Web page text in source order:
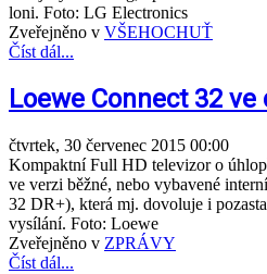
loni. Foto: LG Electronics
Zveřejněno v VŠEHOCHUŤ
Číst dál...
Loewe Connect 32
čtvrtek, 30 červenec 2015 00:00
Kompaktní Full HD televizor o
ve verzi běžné, nebo vybavené
32 DR+), která mj. dovoluje i
vysílání. Foto: Loewe
Zveřejněno v ZPRÁVY
Číst dál...